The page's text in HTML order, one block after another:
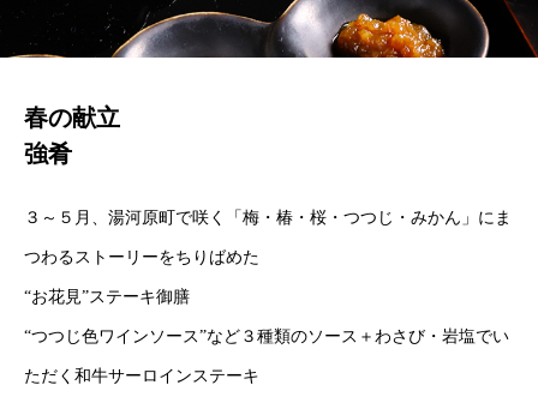
春の献立
強肴
３～５月、湯河原町で咲く「梅・椿・桜・つつじ・みかん」にま
つわるストーリーをちりばめた
“お花見”ステーキ御膳
“つつじ色ワインソース”など３種類のソース＋わさび・岩塩でい
ただく和牛サーロインステーキ